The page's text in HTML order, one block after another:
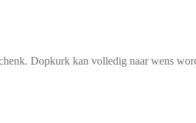
Dopkurk kan volledig naar wens